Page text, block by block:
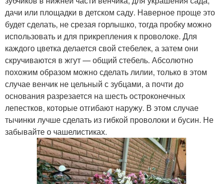
дачи или площадки в детском саду. Наверное проще это
будет сделать, не срезая горлышко, тогда пробку можно
использовать и для прикрепления к проволоке. Для
каждого цветка делается свой стебелек, а затем они
скручиваются в жгут — общий стебель. Абсолютно
похожим образом можно сделать лилии, только в этом
случае венчик не цельный с зубцами, а почти до
основания разрезается на шесть остроконечных
лепестков, которые отгибают наружу. В этом случае
тычинки лучше сделать из гибкой проволоки и бусин. Не
забывайте о чашелистиках.